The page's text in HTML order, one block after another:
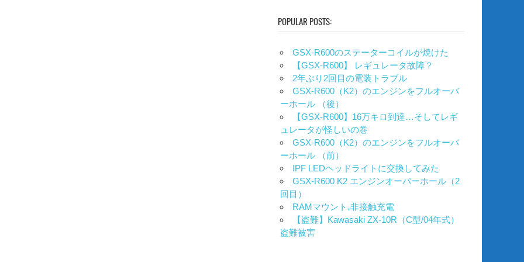
POPULAR POSTS:
GSX-R600のステーターコイルが焼けた
【GSX-R600】 レギュレータ故障？
2年ぶり2回目の電装トラブル
GSX-R600（K2）のエンジンをフルオーバ
ーホール （後）
【GSX-R600】16万キロ到達…そしてレギ
ュレータが怪しいの巻
GSX-R600（K2）のエンジンをフルオーバ
ーホール （前）
IPF LEDヘッドライトに交換してみた
GSX-R600 K2 エンジンオーバーホール（2
回目）
RAMマウント₊非接触充電
【盗難】Kawasaki ZX-10R（C型/04年式）
盗難被害